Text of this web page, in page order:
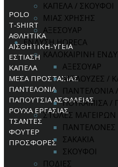
ΚΑΠΕΛΑ / ΣΚΟΥΦΟΙ
ΜΙΑΣ ΧΡΗΣΗΣ
ΑΞΕΣΟΥΑΡ
ΕΝΔΥΣΗ HORECA
ΚΑΛΟΚΑΙΡΙΝΗ
ΑΞΕΣΟΥΑΡ
ΜΠΛΟΥΖΕΣ /
ΠΑΝΤΕΛΟΝΙΑ
ΠΟΥΚΑΜΙΣΑ /
ΣΤΟΛΕΣ ΜΑΓΕΙΡΩΝ
ΠΑΝΤΕΛΟΝΕΣ
ΣΑΚΑΚΙΑ
ΣΚΟΥΦΟΙ
ΠΟΔΙΕΣ
POLO
T-SHIRT
ΑΘΛΗΤΙΚΑ
ΑΙΣΘΗΤΙΚΗ-ΥΓΕΙΑ
ΕΣΤΙΑΣΗ
ΚΑΠΕΛΑ
ΜΕΣΑ ΠΡΟΣΤΑΣΙΑΣ
ΠΑΝΤΕΛΟΝΙΑ
ΠΑΠΟΥΤΣΙΑ ΑΣΦΑΛΕΙΑΣ
ΡΟΥΧΑ ΕΡΓΑΣΙΑΣ
ΤΣΑΝΤΕΣ
ΦΟΥΤΕΡ
ΠΡΟΣΦΟΡΕΣ